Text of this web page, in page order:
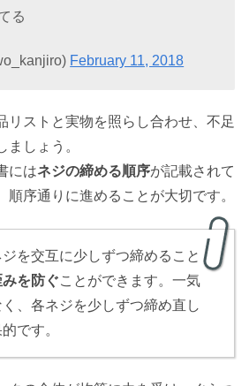
る
February 11, 2018
リストと実物を照らし合わせ、不足
ましょう。
にはネジの締める順序が記載されて
順序通りに進めることが大切です。
を交互に少しずつ締めること
を防ぐことができます。一気
、各ネジを少しずつ締め直し
です。